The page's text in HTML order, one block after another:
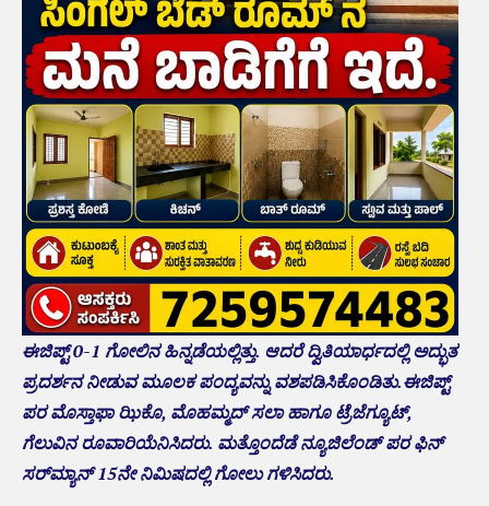
ಈಜಿಪ್ಟ್ 0-1 ಗೋಲಿನ ಹಿನ್ನಡೆಯಲ್ಲಿತ್ತು. ಆದರೆ ದ್ವಿತಿಯಾರ್ಧದಲ್ಲಿ ಅದ್ಭುತ
ಪ್ರದರ್ಶನ ನೀಡುವ ಮೂಲಕ ಪಂದ್ಯವನ್ನು ವಶಪಡಿಸಿಕೊಂಡಿತು.ಈಜಿಪ್ಟ್
ಪರ ಮೊಸ್ತಾಫಾ ಝಿಕೊ, ಮೊಹಮ್ಮದ್ ಸಲಾ ಹಾಗೂ ಟ್ರೆಜೆಗ್ಯೂಟ್,
ಗೆಲುವಿನ ರೂವಾರಿಯೆನಿಸಿದರು. ಮತ್ತೊಂದೆಡೆ ನ್ಯೂಜಿಲೆಂಡ್ ಪರ ಫಿನ್
ಸರ್‌ಮ್ಯಾನ್ 15ನೇ ನಿಮಿಷದಲ್ಲಿ ಗೋಲು ಗಳಿಸಿದರು.